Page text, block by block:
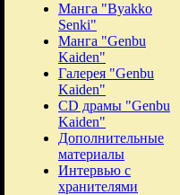
Манга "Byakko
Senki"
Манга "Genbu
Kaiden"
Галерея "Genbu
Kaiden"
CD драмы "Genbu
Kaiden"
Дополнительные
материалы
Интервью с
хранителями